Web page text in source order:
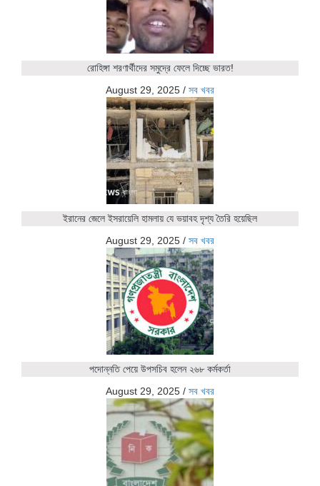
রোহিঙ্গা শরণার্থীদের সমুদ্রে ফেলে দিচ্ছে ভারত!
August 29, 2025 / সব খবর
ইরানের জেলে ইসরায়েলি হামলায় যে ভয়াবহ দৃশ্য তৈরি হয়েছিল
August 29, 2025 / সব খবর
পদোন্নতি পেয়ে উপসচিব হলেন ২৬৮ কর্মকর্তা
August 29, 2025 / সব খবর